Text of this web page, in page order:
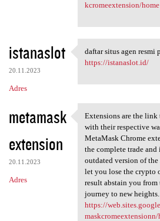
kcromeextension/home
istanaslot
20.11.2023
Adres
daftar situs agen
daftar situs agen resmi
https://istanaslot.id/
metamask
extension
20.11.2023
Adres
Extensions are
Extensions are the link
with their respective
MetaMask Chrome
the complete trade and
outdated version of
let you lose the crypto
result abstain you
journey to new heights.
https://
maskcromeextensionn/